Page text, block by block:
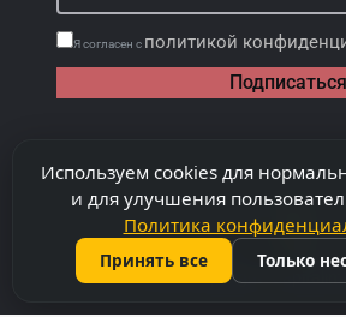
Используем cookies для
и для улучшения
Политика
Принять все Только
Я согласен с политикой
Подписаться
Copyright